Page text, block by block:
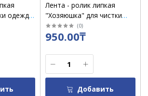
одежды
Лента - ролик липкая
"Хозяюшка" для чистки
одежды/ 47003
(0)
950.00₸
Добавить